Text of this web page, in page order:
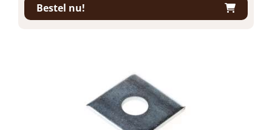
Bestel nu!